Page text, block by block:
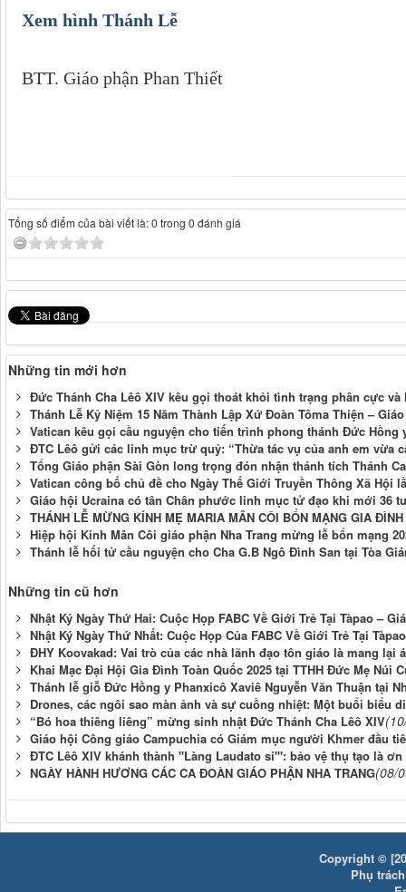
Xem hình Thánh Lễ
BTT. Giáo phận Phan Thiết
Tổng số điểm của bài viết là: 0 trong 0 đánh giá
Những tin mới hơn
Đức Thánh Cha Lêô XIV kêu gọi thoát khỏi tình trạng phân cực
Thánh Lễ Kỷ Niệm 15 Năm Thành Lập Xứ Đoàn Tôma Thiện –
Vatican kêu gọi cầu nguyện cho tiến trình phong thánh Đức Hồng
ĐTC Lêô gửi các linh mục trừ quỷ: “Thừa tác vụ của anh em vừa
Tổng Giáo phận Sài Gòn long trọng đón nhận thánh tích Thánh
Vatican công bố chủ đề cho Ngày Thế Giới Truyền Thông Xã Hội
Giáo hội Ucraina có tân Chân phước linh mục tử đạo khi mới 36
THÁNH LỄ MỪNG KÍNH MẸ MARIA MÂN CÔI BỔN MẠNG GIA
Hiệp hội Kinh Mân Côi giáo phận Nha Trang mừng lễ bổn mạng
Thánh lễ hối tử cầu nguyện cho Cha G.B Ngô Đình San tại Tòa
Những tin cũ hơn
Nhật Ký Ngày Thứ Hai: Cuộc Họp FABC Về Giới Trẻ Tại Tàpao –
Nhật Ký Ngày Thứ Nhất: Cuộc Họp Của FABC Về Giới Trẻ Tại
ĐHY Koovakad: Vai trò của các nhà lãnh đạo tôn giáo là mang lại
Khai Mạc Đại Hội Gia Đình Toàn Quốc 2025 tại TTHH Đức Mẹ Núi
Thánh lễ giỗ Đức Hồng y Phanxicô Xaviê Nguyễn Văn Thuận tại
Drones, các ngôi sao màn ảnh và sự cuồng nhiệt: Một buổi biểu
“Bó hoa thiêng liêng” mừng sinh nhật Đức Thánh Cha Lêô XIV
Giáo hội Công giáo Campuchia có Giám mục người Khmer đầu
ĐTC Lêô XIV khánh thành "Làng Laudato si'": bảo vệ thụ tạo là
NGÀY HÀNH HƯƠNG CÁC CA ĐOÀN GIÁO PHẬN NHA TRANG(08/
Copyright ©
Phụ